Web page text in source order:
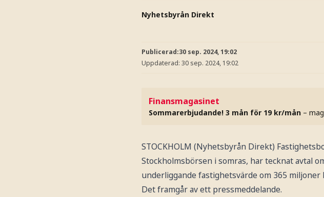
Nyhetsbyrån Direkt
Publicerad:30 sep. 2024, 19:02
Uppdaterad: 30 sep. 2024, 19:02
Finansmagasinet
Sommarerbjudande! 3 mån för 19 kr/mån –
STOCKHOLM (Nyhetsbyrån Direkt)
Stockholmsbörsen i somras, har tecknat avtal
underliggande fastighetsvärde om 365
Det framgår av ett pressmeddelande.